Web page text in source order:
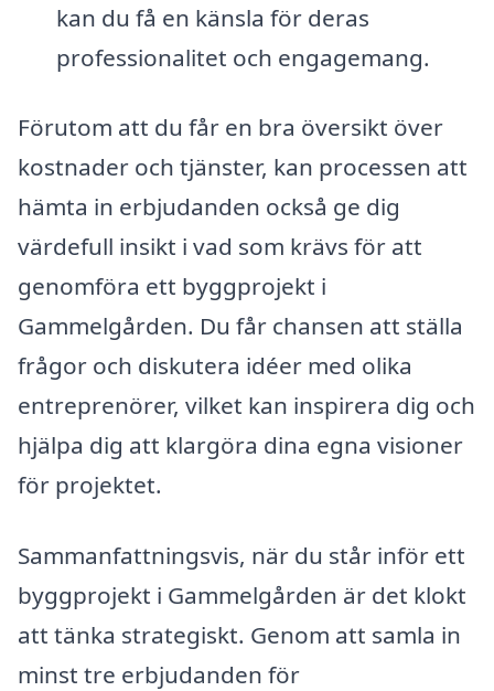
kan du få en känsla för deras
professionalitet och engagemang.
Förutom att du får en bra översikt över
kostnader och tjänster, kan processen att
hämta in erbjudanden också ge dig
värdefull insikt i vad som krävs för att
genomföra ett byggprojekt i
Gammelgården. Du får chansen att ställa
frågor och diskutera idéer med olika
entreprenörer, vilket kan inspirera dig och
hjälpa dig att klargöra dina egna visioner
för projektet.
Sammanfattningsvis, när du står inför ett
byggprojekt i Gammelgården är det klokt
att tänka strategiskt. Genom att samla in
minst tre erbjudanden för